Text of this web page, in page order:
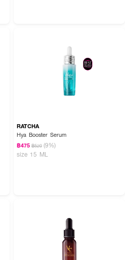
RATCHA
Hya Booster Serum
฿475 ฿520 (9%)
size 15 ML